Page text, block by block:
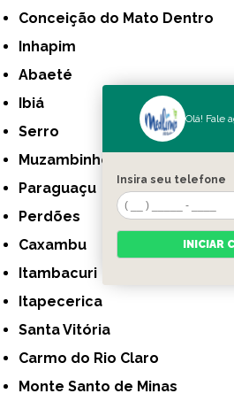
Conceição do Mato Dentro
Inhapim
Abaeté
Ibiá
Serro
Muzambinho
Paraguaçu
Perdões
Caxambu
Itambacuri
Itapecerica
Santa Vitória
Carmo do Rio Claro
Monte Santo de Minas
Olá! Fale
Insira seu telefone
INICIAR